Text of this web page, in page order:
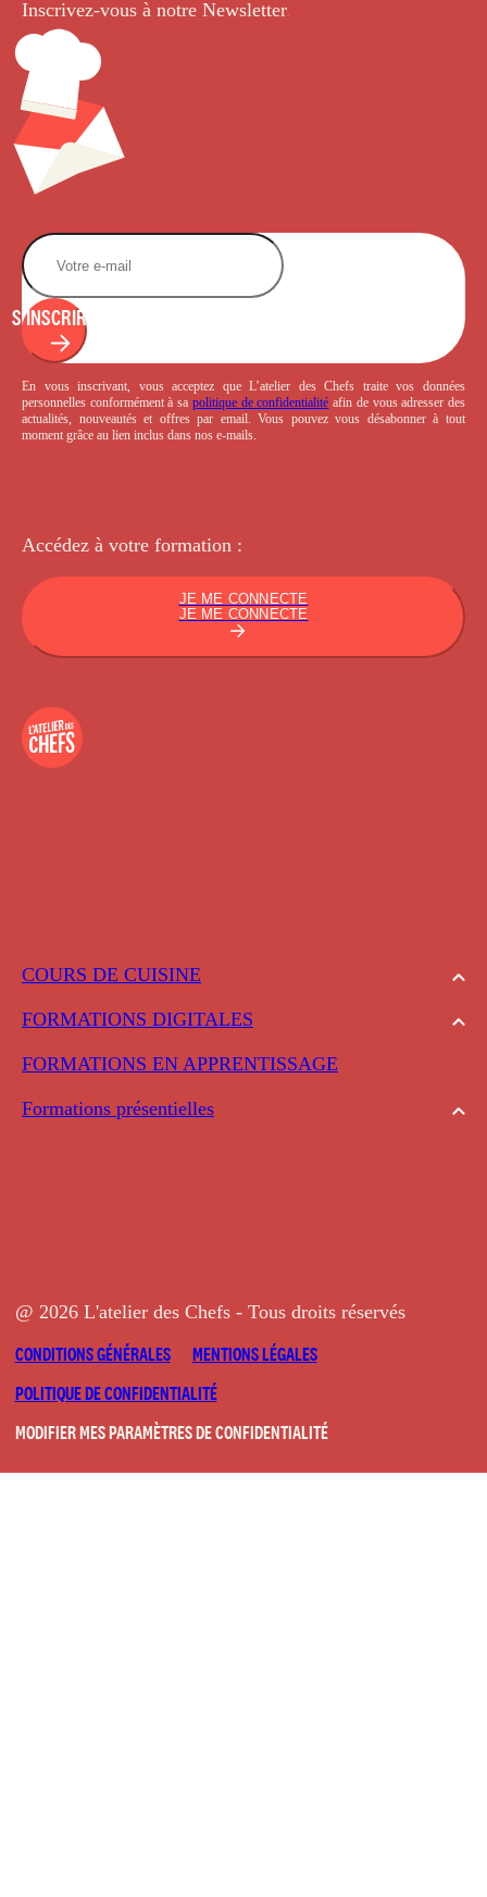
COURS DE CUISINE
FORMATIONS DIGITALES
FORMATIONS EN APPRENTISSAGE
Formations présentielles
Inscrivez-vous à notre Newsletter.
S'INSCRIRE
En vous inscrivant, vous acceptez que L’atelier des Chefs traite vos données
personnelles conformément à sa politique de confidentialité afin de vous adresser des
actualités, nouveautés et offres par email. Vous pouvez vous désabonner à tout
moment grâce au lien inclus dans nos e-mails.
Accédez à votre formation :
JE ME CONNECTE
JE ME CONNECTE
@ 2026 L'atelier des Chefs - Tous droits réservés
CONDITIONS GÉNÉRALES
MENTIONS LÉGALES
POLITIQUE DE CONFIDENTIALITÉ
MODIFIER MES PARAMÈTRES DE CONFIDENTIALITÉ